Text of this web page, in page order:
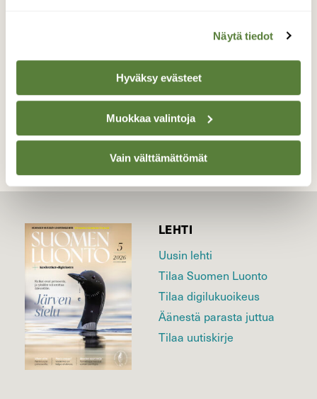
Näytä tiedot
Hyväksy evästeet
Muokkaa valintoja
Vain välttämättömät
TAKAISIN LISTAAN
LEHTI
Uusin lehti
Tilaa Suomen Luonto
Tilaa digilukuoikeus
Äänestä parasta juttua
Tilaa uutiskirje